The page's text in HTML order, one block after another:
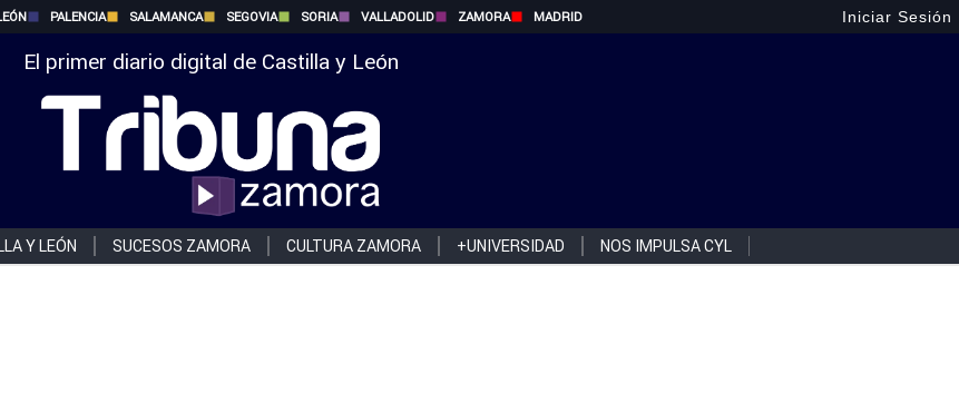
PALENCIA SALAMANCA SEGOVIA SORIA VALLADOLID ZAMORA MADRID Iniciar Sesión
El primer diario digital de Castilla y León
Y LEÓN SUCESOS ZAMORA CULTURA ZAMORA +UNIVERSIDAD NOS IMPULSA CYL